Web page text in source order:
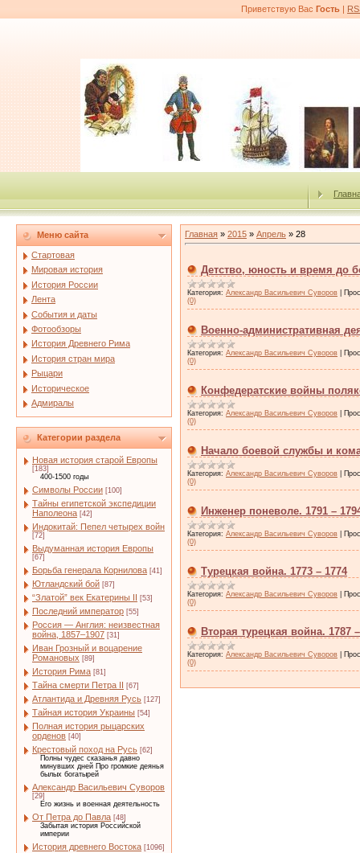
Приветствую Вас Гость |
Меню сайта
Стартовая
Мировая история
История России
Лента
События и даты
Фотообзоры
История Древнего Рима
История стран мира
Рыцари
Историческое
Адмиралы
Категории раздела
Новая история старой Европы
[183]
400-1500 годы
Символы России [100]
Тайны египетской экспедиции
Наполеона [42]
Индокитай: Пепел четырех войн
[72]
Выдуманная история Европы
[67]
Борьба генерала Корнилова [41]
Ютландский бой [87]
“Златой” век Екатерины II [53]
Последний император [55]
Россия — Англия: неизвестная
война, 1857–1907 [31]
Иван Грозный и воцарение
Романовых [89]
История Рима [81]
Тайна смерти Петра II [67]
Атлантида и Древняя Русь [127]
Тайная история Украины [54]
Полная история рыцарских
орденов [40]
Крестовый поход на Русь [62]
Полны чудес сказанья давно
минувших дней Про громкие деянья
былых богатырей
Александр Васильевич Суворов
[29]
Его жизнь и военная деятельность
От Петра до Павла [48]
Забытая история Российской
империи
История древнего Востока [1096]
Главная » 2015 » Апрель » 28
Детство, юность и время до
Категория: Александр Васильевич Суворов
(0)
Военно-административная
Категория: Александр Васильевич Суворов
(0)
Конфедератские войны
Категория: Александр Васильевич Суворов
(0)
Начало боевой службы и
Категория: Александр Васильевич Суворов
(0)
Инженер поневоле. 1791 –
Категория: Александр Васильевич Суворов
(0)
Турецкая война. 1773 – 1774
Категория: Александр Васильевич Суворов
(0)
Вторая турецкая война. 1787
Категория: Александр Васильевич Суворов
(0)